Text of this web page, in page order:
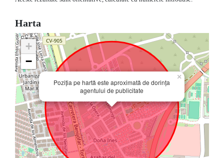
Harta
Poziția pe hartă este aproximată de dorința
agentului de publicitate
×
+
−